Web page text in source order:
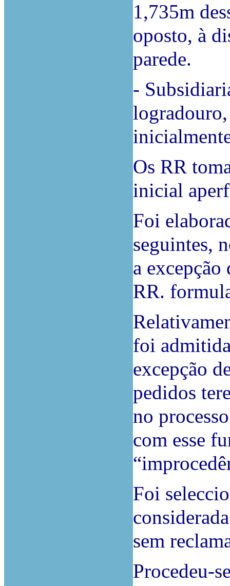
1,735m
oposto, à
parede.
-
Os RR
inicial
Foi
seguintes,
a
RR.
foi
excepção
pedidos
no
com esse
Foi
sem
Procedeu-